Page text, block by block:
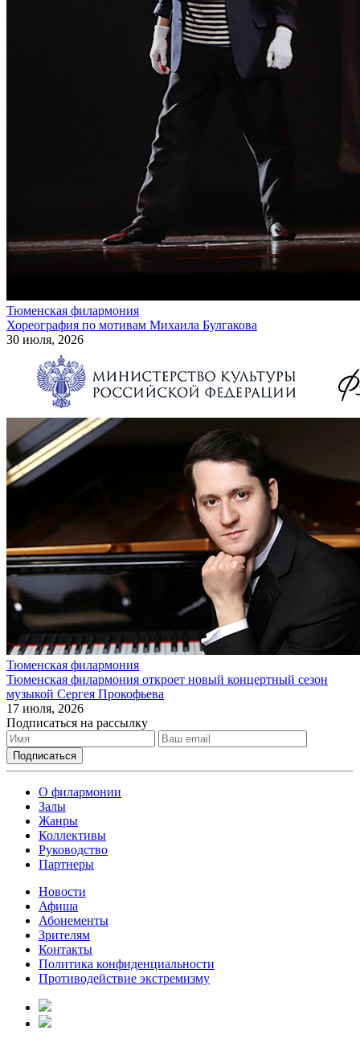
Тюменская филармония
Хореография по мотивам Михаила Булгакова
30 июля, 2026
Тюменская филармония
Тюменская филармония откроет новый концертный сезон
музыкой Сергея Прокофьева
17 июля, 2026
Подписаться на рассылку
О филармонии
Залы
Жанры
Коллективы
Руководство
Партнеры
Новости
Афиша
Абонементы
Зрителям
Контакты
Политика конфиденциальности
Противодействие экстремизму